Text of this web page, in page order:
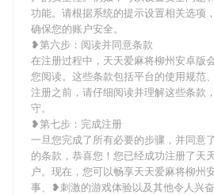
功能。请根据系统的提示设置相关选项
确保您的账户安全。
❥第六步：阅读并同意条款
在注册过程中，天天爱麻将柳州安卓版
您阅读。这些条款包括平台的使用规范
注册之前，请仔细阅读并理解这些条款
守。
❥第七步：完成注册
一旦您完成了所有必要的步骤，并同意
的条款，恭喜您！您已经成功注册了天
户。现在，您可以畅享天天爱麻将柳州
事、❥刺激的游戏体验以及其他令人兴奋